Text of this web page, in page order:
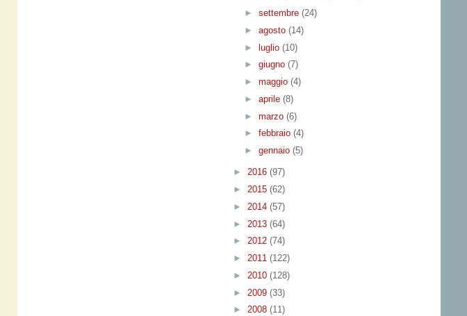
► settembre (24)
► agosto (14)
► luglio (10)
► giugno (7)
► maggio (4)
► aprile (8)
► marzo (6)
► febbraio (4)
► gennaio (5)
► 2016 (97)
► 2015 (62)
► 2014 (57)
► 2013 (64)
► 2012 (74)
► 2011 (122)
► 2010 (128)
► 2009 (33)
► 2008 (11)